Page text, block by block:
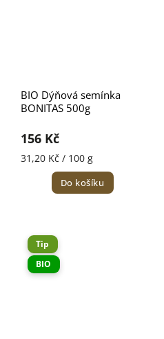
BIO Dýňová semínka
BONITAS 500g
156 Kč
31,20 Kč / 100 g
Do košíku
Tip
BIO